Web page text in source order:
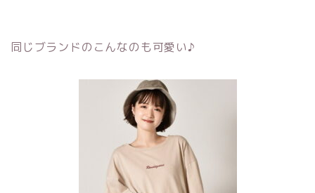
同じブランドのこんなのも可愛い♪